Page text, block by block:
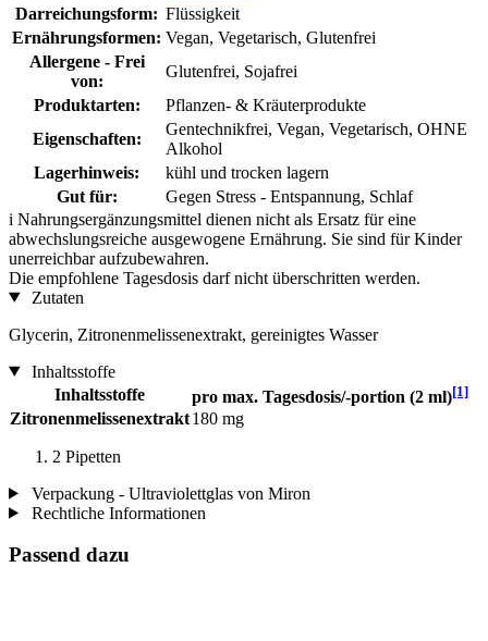
Darreichungsform: Flüssigkeit
Ernährungsformen: Vegan, Vegetarisch, Glutenfrei
Allergene - Frei
von:
Glutenfrei, Sojafrei
Produktarten:
Pflanzen- & Kräuterprodukte
Eigenschaften:
Gentechnikfrei, Vegan, Vegetarisch, OHNE
Alkohol
Lagerhinweis:
kühl und trocken lagern
Gut für:
Gegen Stress - Entspannung, Schlaf
i Nahrungsergänzungsmittel dienen nicht als Ersatz für eine
abwechslungsreiche ausgewogene Ernährung. Sie sind für Kinder
unerreichbar aufzubewahren.
Die empfohlene Tagesdosis darf nicht überschritten werden.
Zutaten
Glycerin, Zitronenmelissenextrakt, gereinigtes Wasser
Inhaltsstoffe
Inhaltsstoffe
pro max. Tagesdosis/-portion (2 ml)[1]
Zitronenmelissenextrakt180 mg
2 Pipetten
Verpackung - Ultraviolettglas von Miron
Rechtliche Informationen
Passend dazu